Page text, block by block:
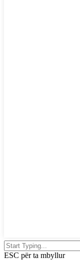
ESC për ta mbyllur